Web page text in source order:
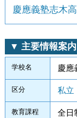
慶應義塾志木
▼ 主要情報案
学校名 慶應
区分 私立
教育課程 全日